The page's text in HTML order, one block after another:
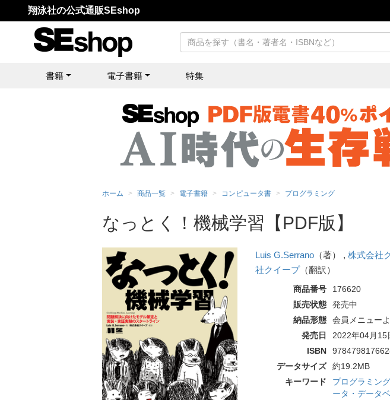
翔泳社の公式通販SEshop
書籍 電子書籍 特集
ホーム 商品一覧 電子書籍 コンピュータ書 プログラミング
なっとく！機械学習【PDF版】
Luis G.Serrano（著） , 株式会社
社クイープ（翻訳）
商品番号
176620
販売状態
発売中
納品形態
会員メニュー
発売日
2022年04月15
ISBN
データサイズ
約19.2MB
キーワード
プログラミング
ータ・データ